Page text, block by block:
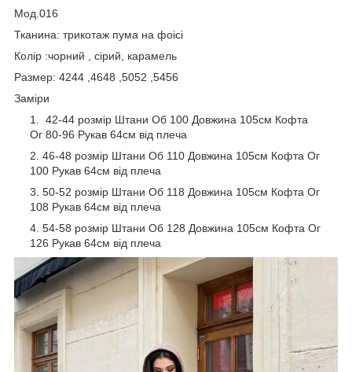
Мод.016
Тканина: трикотаж пума на фоісі
Колір :чорний , сірий, карамель
Размер: 4244 ,4648 ,5052 ,5456
Заміри
42-44 розмір Штани Об 100 Довжина 105см Кофта
Ог 80-96 Рукав 64см від плеча
46-48 розмір Штани Об 110 Довжина 105см Кофта Ог
100 Рукав 64см від плеча
50-52 розмір Штани Об 118 Довжина 105см Кофта Ог
108 Рукав 64см від плеча
54-58 розмір Штани Об 128 Довжина 105см Кофта Ог
126 Рукав 64см від плеча